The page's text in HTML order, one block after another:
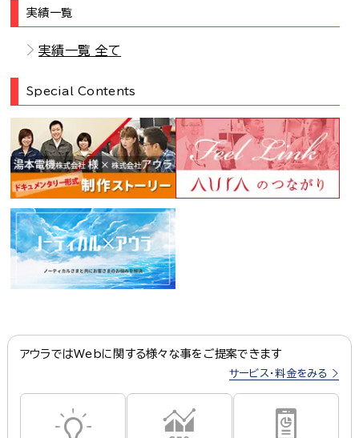
実績一覧
実績一覧 全て
Special Contents
アウラではWebに関する様々な事をご提案できます
サービス・料金をみる